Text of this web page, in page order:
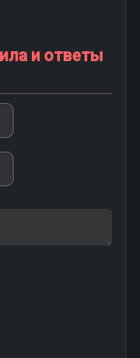
и ответы